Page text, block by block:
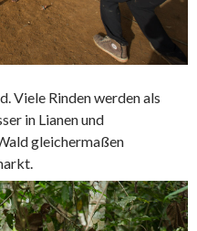
Viele Rinden werden als
in Lianen und
gleichermaßen